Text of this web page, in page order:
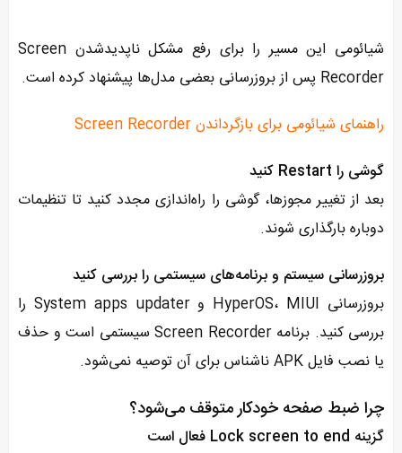
شیائومی این مسیر را برای رفع مشکل ناپدیدشدن Screen
Recorder پس از بروزرسانی بعضی مدل‌ها پیشنهاد کرده است.
راهنمای شیائومی برای بازگرداندن Screen Recorder
گوشی را Restart کنید
بعد از تغییر مجوزها، گوشی را راه‌اندازی مجدد کنید تا تنظیمات
دوباره بارگذاری شوند.
بروزرسانی سیستم و برنامه‌های سیستمی را بررسی کنید
بروزرسانی HyperOS، MIUI و System apps updater را
بررسی کنید. برنامه Screen Recorder سیستمی است و حذف
یا نصب فایل APK ناشناس برای آن توصیه نمی‌شود.
چرا ضبط صفحه خودکار متوقف می‌شود؟
گزینه Lock screen to end فعال است